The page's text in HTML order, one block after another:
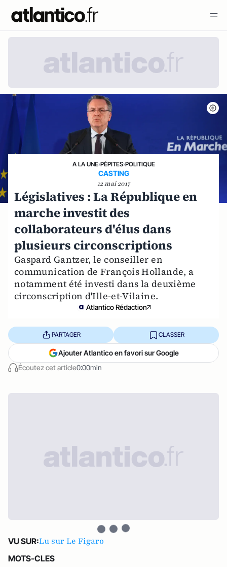
A LA UNE›PÉPITES›POLITIQUE
CASTING
12 mai 2017
Législatives : La République en
marche investit des
collaborateurs d'élus dans
plusieurs circonscriptions
Gaspard Gantzer, le conseiller en
communication de François Hollande, a
notamment été investi dans la deuxième
circonscription d'Ille-et-Vilaine.
Atlantico Rédaction
Écoutez cet article0:00min
PARTAGER CLASSER
Ajouter Atlantico en favori sur Google
VU SUR:Lu sur Le Figaro
MOTS-CLES